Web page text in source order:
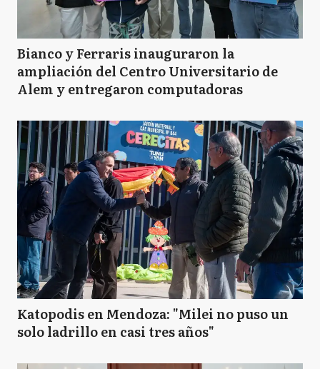
Bianco y Ferraris inauguraron la
ampliación del Centro Universitario de
Alem y entregaron computadoras
Katopodis en Mendoza: "Milei no puso un
solo ladrillo en casi tres años"